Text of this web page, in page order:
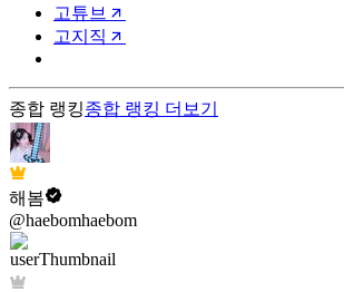
고튜브
고지직
종합 랭킹종합 랭킹 더보기
해봄
@haebomhaebom